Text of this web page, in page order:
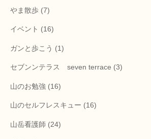
やま散歩 (7)
イベント (16)
ガンと歩こう (1)
セブンンテラス seven terrace (3)
山のお勉強 (16)
山のセルフレスキュー (16)
山岳看護師 (24)